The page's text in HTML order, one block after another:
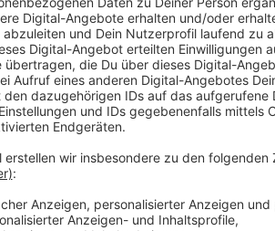
Anzeige
Die Mönchengladbacher Behörden
Ranking landet Mönchengladbach
Mönchengladbacher Meldestellen
Dabei gibt es aber große
Vitus-Center wird mit 2,1 Sternen
dagegen mit 4,8 Sternen eine sehr
Landes. Insgesamt wurden auch die